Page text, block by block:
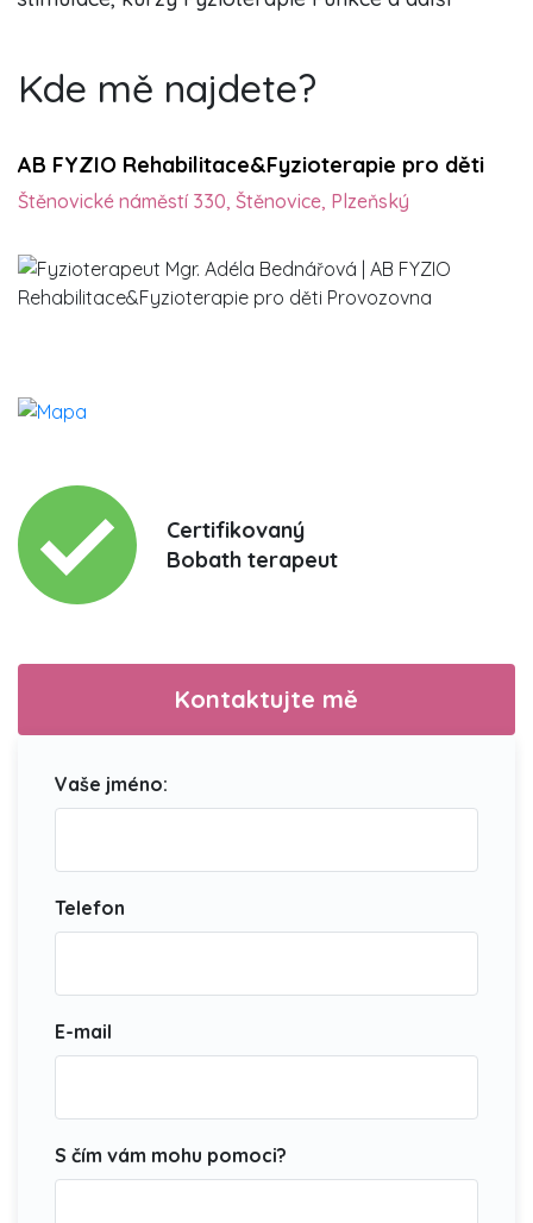
Kde mě najdete?
AB FYZIO Rehabilitace&Fyzioterapie pro děti
Štěnovické náměstí 330, Štěnovice, Plzeňský
Certifikovaný
Bobath terapeut
Kontaktujte mě
Vaše jméno:
Telefon
E-mail
S čím vám mohu pomoci?